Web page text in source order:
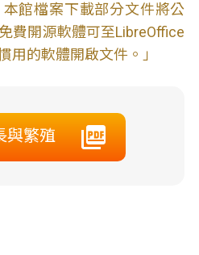
館檔案下載部分文件將公
費開源軟體可至LibreOffice
用的軟體開啟文件。」
與繁殖